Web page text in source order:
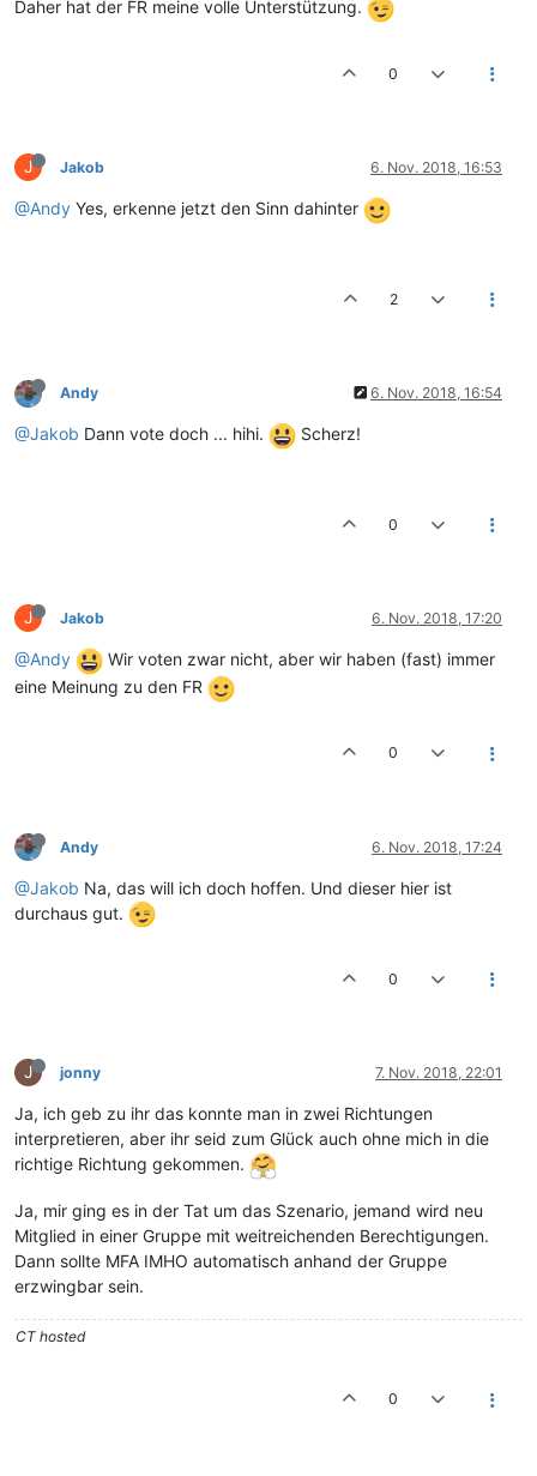
Daher hat der FR meine volle Unterstützung.
0
J Jakob 6. Nov. 2018, 16:53
@Andy Yes, erkenne jetzt den Sinn dahinter
2
Andy 6. Nov. 2018, 16:54
@Jakob Dann vote doch ... hihi. Scherz!
0
J Jakob 6. Nov. 2018, 17:20
@Andy
Wir voten zwar nicht, aber wir haben (fast) immer
eine Meinung zu den FR
0
Andy 6. Nov. 2018, 17:24
@Jakob Na, das will ich doch hoffen. Und dieser hier ist
durchaus gut.
0
J jonny 7. Nov. 2018, 22:01
Ja, ich geb zu ihr das konnte man in zwei Richtungen
interpretieren, aber ihr seid zum Glück auch ohne mich in die
richtige Richtung gekommen.
Ja, mir ging es in der Tat um das Szenario, jemand wird neu
Mitglied in einer Gruppe mit weitreichenden Berechtigungen.
Dann sollte MFA IMHO automatisch anhand der Gruppe
erzwingbar sein.
CT hosted
0